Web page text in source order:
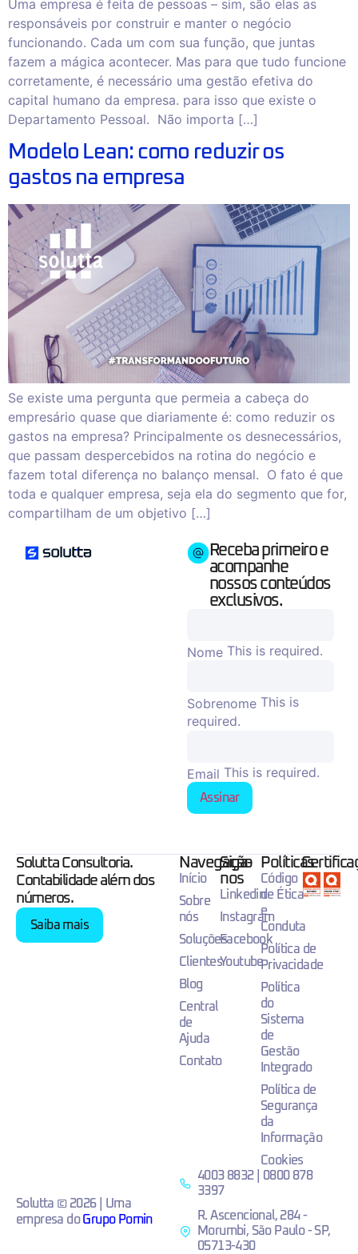
Uma empresa é feita de pessoas – sim, são elas as
responsáveis por construir e manter o negócio
funcionando. Cada um com sua função, que juntas
fazem a mágica acontecer. Mas para que tudo funcione
corretamente, é necessário uma gestão efetiva do
capital humano da empresa. para isso que existe o
Departamento Pessoal. Não importa […]
Modelo Lean: como reduzir os
gastos na empresa
Se existe uma pergunta que permeia a cabeça do
empresário quase que diariamente é: como reduzir os
gastos na empresa? Principalmente os desnecessários,
que passam despercebidos na rotina do negócio e
fazem total diferença no balanço mensal. O fato é que
toda e qualquer empresa, seja ela do segmento que for,
compartilham de um objetivo […]
Receba primeiro e
acompanhe
nossos conteúdos
exclusivos.
Nome This is required.
Sobrenome This is
required.
Email This is required.
Assinar
Solutta Consultoria.
Contabilidade além dos
números.
Saiba mais
Navegação
Início
Sobre
nós
Soluções
Clientes
Blog
Central
de
Ajuda
Contato
Siga-
nos
Linkedin
Instagram
Facebook
Youtube
Políticas
Código
de Ética
e
Conduta
Política de
Privacidade
Política
do
Sistema
de
Gestão
Integrado
Política de
Segurança
da
Informação
Cookies
Solutta © 2026 | Uma
empresa doGrupo Pomin
4003 8832 | 0800 878
3397
R. Ascencional, 284 -
Morumbi, São Paulo - SP,
05713-430